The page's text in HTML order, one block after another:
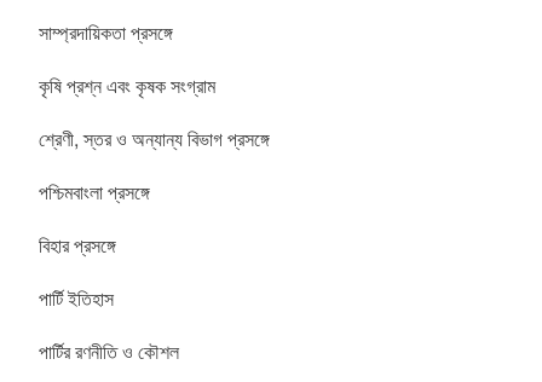
সাম্প্রদায়িকতা প্রসঙ্গে
কৃষি প্রশ্ন এবং কৃষক সংগ্রাম
শ্রেণী, স্তর ও অন্যান্য বিভাগ প্রসঙ্গে
পশ্চিমবাংলা প্রসঙ্গে
বিহার প্রসঙ্গে
পার্টি ইতিহাস
পার্টির রণনীতি ও কৌশল